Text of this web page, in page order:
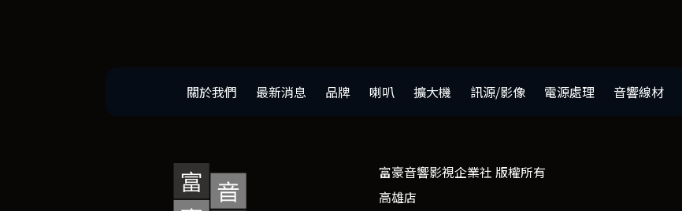
關於我們 最新消息 品牌 喇叭 擴大機 訊源/影像 電源處理 音響線材
富豪音響影視企業社 版權所有
高雄店